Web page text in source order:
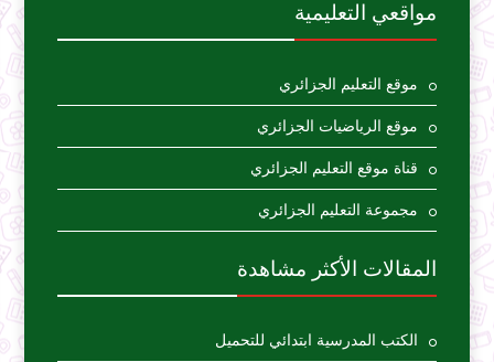
مواقعي التعليمية
موقع التعليم الجزائري
موقع الرياضيات الجزائري
قناة موقع التعليم الجزائري
مجموعة التعليم الجزائري
المقالات الأكثر مشاهدة
الكتب المدرسية ابتدائي للتحميل